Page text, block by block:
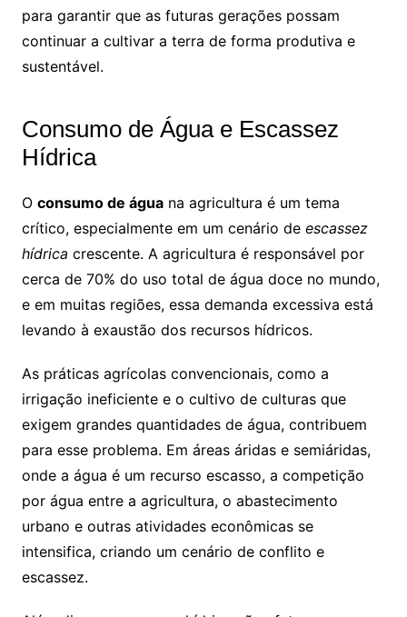
para garantir que as futuras gerações possam
continuar a cultivar a terra de forma produtiva e
sustentável.
Consumo de Água e Escassez
Hídrica
O consumo de águana agricultura é um tema
crítico, especialmente em um cenário de escassez
hídrica crescente. A agricultura é responsável por
cerca de 70% do uso total de água doce no mundo,
e em muitas regiões, essa demanda excessiva está
levando à exaustão dos recursos hídricos.
As práticas agrícolas convencionais, como a
irrigação ineficiente e o cultivo de culturas que
exigem grandes quantidades de água, contribuem
para esse problema. Em áreas áridas e semiáridas,
onde a água é um recurso escasso, a competição
por água entre a agricultura, o abastecimento
urbano e outras atividades econômicas se
intensifica, criando um cenário de conflito e
escassez.